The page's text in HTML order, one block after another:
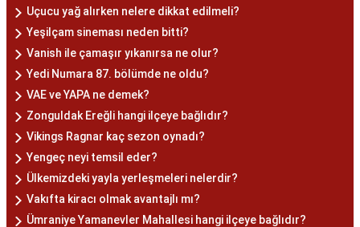
Uçucu yağ alırken nelere dikkat edilmeli?
Yeşilçam sineması neden bitti?
Vanish ile çamaşır yıkanırsa ne olur?
Yedi Numara 87. bölümde ne oldu?
VAE ve YAPA ne demek?
Zonguldak Ereğli hangi ilçeye bağlıdır?
Vikings Ragnar kaç sezon oynadı?
Yengeç neyi temsil eder?
Ülkemizdeki yayla yerleşmeleri nelerdir?
Vakıfta kiracı olmak avantajlı mı?
Ümraniye Yamanevler Mahallesi hangi ilçeye bağlıdır?